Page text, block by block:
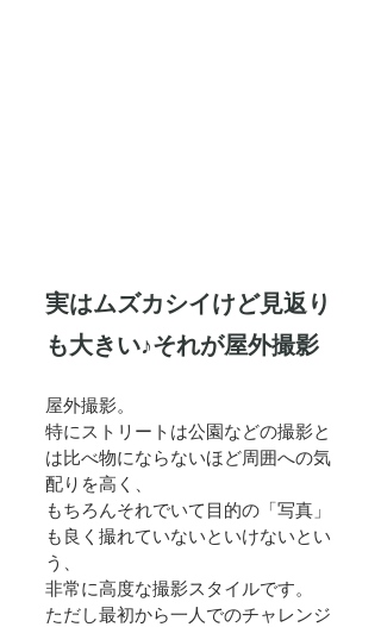
実はムズカシイけど見返り
も大きい♪それが屋外撮影
屋外撮影。
特にストリートは公園などの撮影と
は比べ物にならないほど周囲への気
配りを高く、
もちろんそれでいて目的の「写真」
も良く撮れていないといけないとい
う、
非常に高度な撮影スタイルです。
ただし最初から一人でのチャレンジ